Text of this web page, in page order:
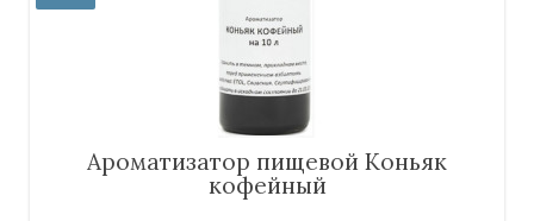
Ароматизатор пищевой Коньяк
кофейный